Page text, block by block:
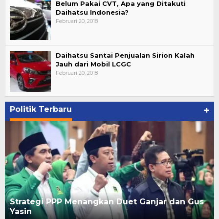
Belum Pakai CVT, Apa yang Ditakuti
Daihatsu Indonesia?
Februari 20, 2018
Daihatsu Santai Penjualan Sirion Kalah
Jauh dari Mobil LCGC
Februari 20, 2018
Politik Terbaru +
Strategi PPP Menangkan Duet Ganjar dan Gus
Yasin